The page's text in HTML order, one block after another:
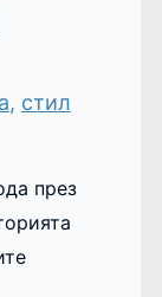
, стил
през